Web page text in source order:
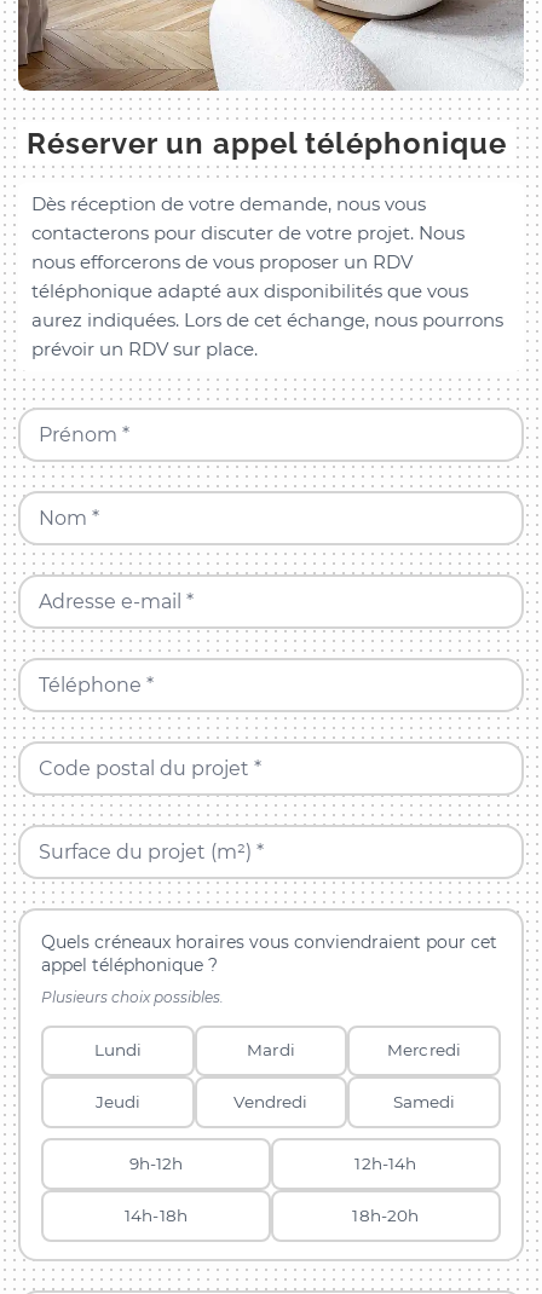
Réserver un appel téléphonique
Dès réception de votre demande, nous vous
contacterons pour discuter de votre projet. Nous
nous efforcerons de vous proposer un RDV
téléphonique adapté aux disponibilités que vous
aurez indiquées. Lors de cet échange, nous pourrons
prévoir un RDV sur place.
Prénom *
Nom *
Adresse e-mail *
Téléphone *
Code postal du projet *
Surface du projet (m²) *
Quels créneaux horaires vous conviendraient pour cet
appel téléphonique ?
Plusieurs choix possibles.
Lundi Mardi Mercredi
Jeudi Vendredi Samedi
9h-12h 12h-14h
14h-18h 18h-20h